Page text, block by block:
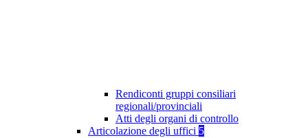
Rendiconti gruppi consiliari
regionali/provinciali
Atti degli organi di controllo
Articolazione degli uffici 5